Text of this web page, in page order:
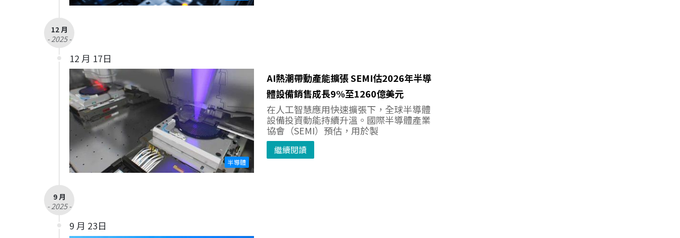
12 月
- 2025 -
12 月 17日
半導體
AI熱潮帶動產能擴張 SEMI估2026年半導
體設備銷售成長9%至1260億美元
在人工智慧應用快速擴張下，全球半導體
設備投資動能持續升溫。國際半導體產業
協會（SEMI）預估，用於製
繼續閱讀
9 月
- 2025 -
9 月 23日